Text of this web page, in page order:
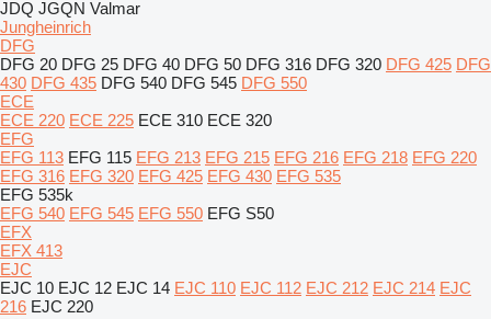
JDQ JGQN Valmar
Jungheinrich
DFG
DFG 20 DFG 25 DFG 40 DFG 50 DFG 316 DFG 320 DFG 425 DFG
430 DFG 435 DFG 540 DFG 545 DFG 550
ECE
ECE 220 ECE 225 ECE 310 ECE 320
EFG
EFG 113 EFG 115 EFG 213 EFG 215 EFG 216 EFG 218 EFG 220
EFG 316 EFG 320 EFG 425 EFG 430 EFG 535
EFG 535k
EFG 540 EFG 545 EFG 550 EFG S50
EFX
EFX 413
EJC
EJC 10 EJC 12 EJC 14 EJC 110 EJC 112 EJC 212 EJC 214 EJC
216 EJC 220